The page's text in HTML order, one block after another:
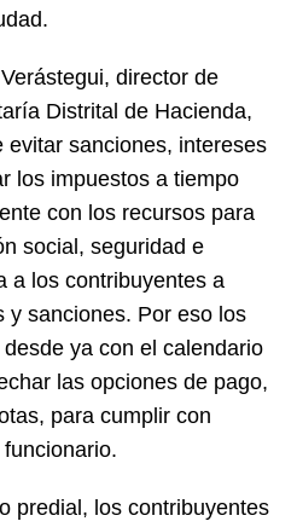
director de
Distrital de Hacienda,
evitar sanciones, intereses
los impuestos a tiempo
con los recursos para
social, seguridad e
a los contribuyentes a
y sanciones. Por eso los
ya con el calendario
las opciones de pago,
para cumplir con
predial, los contribuyentes